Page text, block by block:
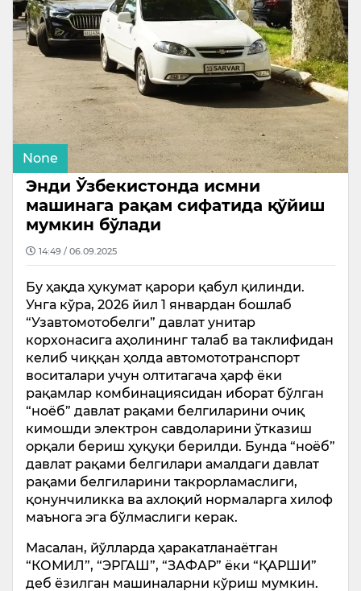
None
Энди Ўзбекистонда исмни
машинага рақам сифатида қўйиш
мумкин бўлади
14:49 / 06.09.2025
Бу ҳақда ҳукумат қарори қабул қилинди.
Унга кўра, 2026 йил 1 январдан бошлаб
“Узавтомотобелги” давлат унитар
корхонасига аҳолининг талаб ва таклифидан
келиб чиққан ҳолда автомототранспорт
воситалари учун олтитагача ҳарф ёки
рақамлар комбинациясидан иборат бўлган
“ноёб” давлат рақами белгиларини очиқ
кимошди электрон савдоларини ўтказиш
орқали бериш ҳуқуқи берилди. Бунда “ноёб”
давлат рақами белгилари амалдаги давлат
рақами белгиларини такрорламаслиги,
қонунчиликка ва ахлоқий нормаларга хилоф
маънога эга бўлмаслиги керак.
Масалан, йўлларда ҳаракатланаётган
“КОМИЛ”, “ЭРГАШ”, “ЗАФАР” ёки “ҚАРШИ”
деб ёзилган машиналарни кўриш мумкин.